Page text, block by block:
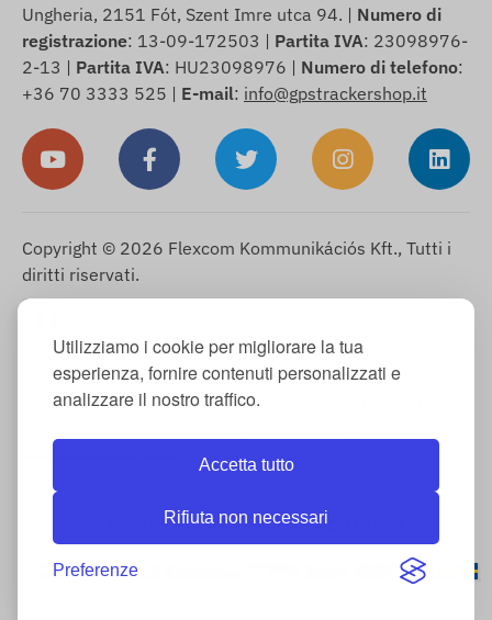
Utilizziamo i cookie per migliorare la tua
esperienza, fornire contenuti personalizzati e
analizzare il nostro traffico.
Accetta tutto
Rifiuta non necessari
Preferenze
Ungheria, 2151 Fót, Szent Imre utca 94. | Numero di
registrazione: 13-09-172503 | Partita IVA: 23098976-
2-13 | Partita IVA: HU23098976 | Numero di telefono:
+36 70 3333 525 | E-mail: info@gpstrackershop.it
Copyright © 2026 Flexcom Kommunikációs Kft., Tutti i
diritti riservati.
Informativa sui cookie-Politica di reso-Impressum
e responsabilità per difetti-Diritto di recesso-Informazioni
sulla spedizione - Termini e condizioni generali
I NOSTRI SITI INTERNAZIONALI